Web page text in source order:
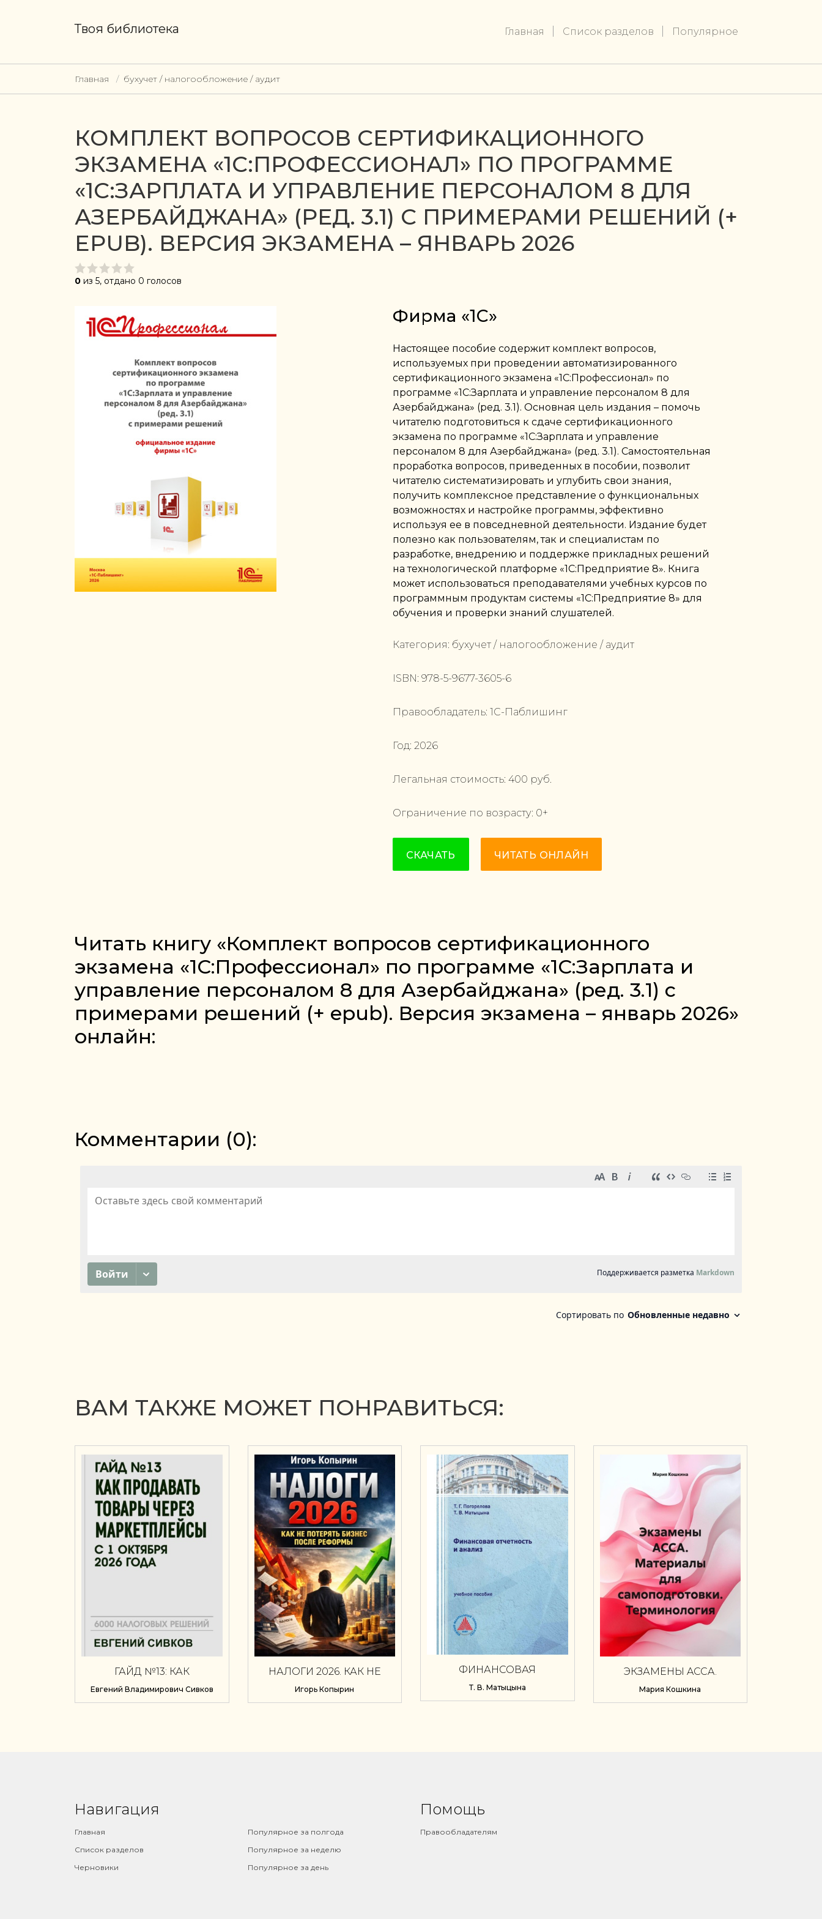
Твоя библиотека Главная Список разделов Популярное
Главная бухучет / налогообложение / аудит
КОМПЛЕКТ ВОПРОСОВ СЕРТИФИКАЦИОННОГО
ЭКЗАМЕНА «1С:ПРОФЕССИОНАЛ» ПО ПРОГРАММЕ
«1С:ЗАРПЛАТА И УПРАВЛЕНИЕ ПЕРСОНАЛОМ 8 ДЛЯ
АЗЕРБАЙДЖАНА» (РЕД. 3.1) С ПРИМЕРАМИ РЕШЕНИЙ (+
EPUB). ВЕРСИЯ ЭКЗАМЕНА – ЯНВАРЬ 2026
0 из 5, отдано 0 голосов
Фирма «1С»
Настоящее пособие содержит комплект вопросов,
используемых при проведении автоматизированного
сертификационного экзамена «1С:Профессионал» по
программе «1С:Зарплата и управление персоналом 8 для
Азербайджана» (ред. 3.1). Основная цель издания – помочь
читателю подготовиться к сдаче сертификационного
экзамена по программе «1С:Зарплата и управление
персоналом 8 для Азербайджана» (ред. 3.1). Самостоятельная
проработка вопросов, приведенных в пособии, позволит
читателю систематизировать и углубить свои знания,
получить комплексное представление о функциональных
возможностях и настройке программы, эффективно
используя ее в повседневной деятельности. Издание будет
полезно как пользователям, так и специалистам по
разработке, внедрению и поддержке прикладных решений
на технологической платформе «1С:Предприятие 8». Книга
может использоваться преподавателями учебных курсов по
программным продуктам системы «1С:Предприятие 8» для
обучения и проверки знаний слушателей.
Категория: бухучет / налогообложение / аудит
ISBN: 978-5-9677-3605-6
Правообладатель: 1С-Паблишинг
Год: 2026
Легальная стоимость: 400 руб.
Ограничение по возрасту: 0+
СКАЧАТЬ ЧИТАТЬ ОНЛАЙН
Читать книгу «Комплект вопросов сертификационного
экзамена «1С:Профессионал» по программе «1С:Зарплата и
управление персоналом 8 для Азербайджана» (ред. 3.1) с
примерами решений (+ epub). Версия экзамена – январь 2026»
онлайн:
Комментарии (0):
ВАМ ТАКЖЕ МОЖЕТ ПОНРАВИТЬСЯ:
ГАЙД №13: КАК
ЧЕРЕЗ МАРКЕТПЛЕЙСЫ С
1 ОКТЯБРЯ 2026 ГОДА
Евгений Владимирович Сивков
НАЛОГИ 2026. КАК НЕ
ПОСЛЕ РЕФОРМЫ
Игорь Копырин
ФИНАНСОВАЯ
Т. В. Матыцына
ЭКЗАМЕНЫ ACCA.
САМОПОДГОТОВКИ.
ТЕРМИНОЛОГИЯ
Мария Кошкина
Навигация
Главная
Список разделов
Черновики
Популярное за полгода
Популярное за неделю
Популярное за день
Помощь
Правообладателям